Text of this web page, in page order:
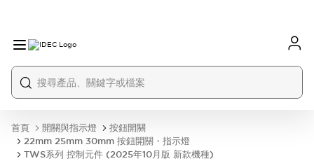
首頁 開關與指示燈
按鈕開關
22mm 25mm 30mm 按鈕開關・指示燈
TWS系列 控制元件 (2025年10月版 新款機種)